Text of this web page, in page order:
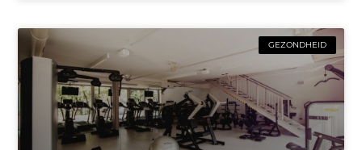
GEZONDHEID